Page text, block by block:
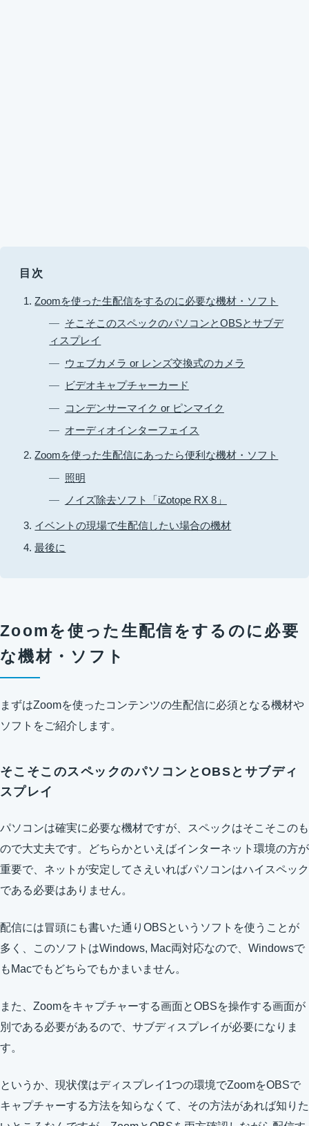
目次
Zoomを使った生配信をするのに必要な機材・ソフト
そこそこのスペックのパソコンとOBSとサブデ
ィスプレイ
ウェブカメラ or レンズ交換式のカメラ
ビデオキャプチャーカード
コンデンサーマイク or ピンマイク
オーディオインターフェイス
Zoomを使った生配信にあったら便利な機材・ソフト
照明
ノイズ除去ソフト「iZotope RX 8」
イベントの現場で生配信したい場合の機材
最後に
Zoomを使った生配信をするのに必要
な機材・ソフト
まずはZoomを使ったコンテンツの生配信に必須となる機材や
ソフトをご紹介します。
そこそこのスペックのパソコンとOBSとサブディ
スプレイ
パソコンは確実に必要な機材ですが、スペックはそこそこのも
ので大丈夫です。どちらかといえばインターネット環境の方が
重要で、ネットが安定してさえいればパソコンはハイスペック
である必要はありません。
配信には冒頭にも書いた通りOBSというソフトを使うことが
多く、このソフトはWindows, Mac両対応なので、Windowsで
もMacでもどちらでもかまいません。
また、Zoomをキャプチャーする画面とOBSを操作する画面が
別である必要があるので、サブディスプレイが必要になりま
す。
というか、現状僕はディスプレイ1つの環境でZoomをOBSで
キャプチャーする方法を知らなくて、その方法があれば知りた